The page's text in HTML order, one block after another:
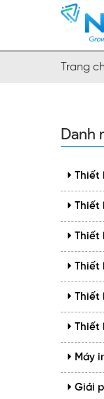
Trang
Danh
Thiết
Thiết
Thiết
Thiết
Thiết
Thiết
Máy
Giải